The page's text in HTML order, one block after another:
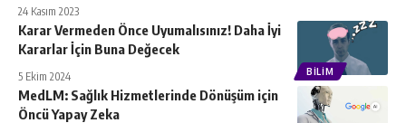
24 Kasım 2023
BILIM
Karar Vermeden Önce Uyumalısınız! Daha İyi
Kararlar İçin Buna Değecek
5 Ekim 2024
MedLM: Sağlık Hizmetlerinde Dönüşüm için
Öncü Yapay Zeka